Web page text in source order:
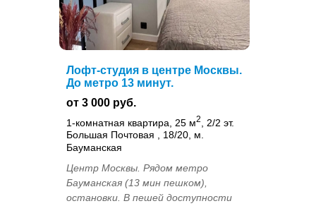
Лофт-студия в центре Москвы.
До метро 13 минут.
от 3 000 руб.
1-комнатная квартира, 25 м2
, 2/2 эт.
Большая Почтовая , 18/20, м.
Бауманская
Центр Москвы. Рядом метро
Бауманская (13 мин пешком),
остановки. В пешей доступности